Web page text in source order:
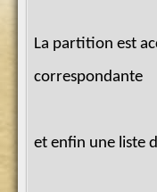
La partition est
correspondante
et enfin une liste